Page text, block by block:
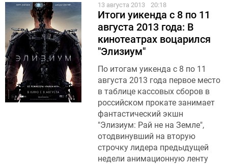
13 августа 2013 20:18
Итоги уикенда c 8 по 11
августа 2013 года: В
кинотеатрах воцарился
"Элизиум"
По итогам уикенда с 8 по 11
августа 2013 года первое место
в таблице кассовых сборов в
российском прокате занимает
фантастический экшн
"Элизиум: Рай не на Земле",
отодвинувший на вторую
строчку лидера предыдущей
недели анимационную ленту